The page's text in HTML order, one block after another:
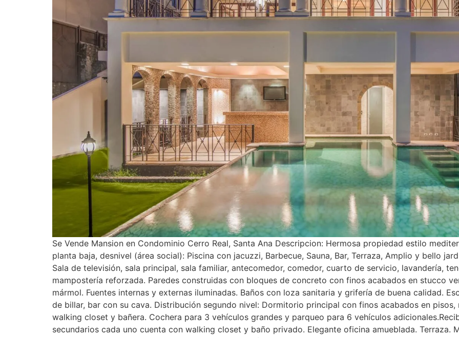
Se Vende Mansion en Condominio Cerro Real, Santa Ana Descripcion: Hermosa propiedad estilo
planta baja, desnivel (área social): Piscina con jacuzzi, Barbecue, Sauna, Bar, Terraza, Amplio y bello
Sala de televisión, sala principal, sala familiar, antecomedor, comedor, cuarto de servicio, lavandería,
mampostería reforzada. Paredes construidas con bloques de concreto con finos acabados en stucco
mármol. Fuentes internas y externas iluminadas. Baños con loza sanitaria y grifería de buena calidad.
de billar, bar con su cava. Distribución segundo nivel: Dormitorio principal con finos acabados en
walking closet y bañera. Cochera para 3 vehículos grandes y parqueo para 6 vehículos
secundarios cada uno cuenta con walking closet y baño privado. Elegante oficina amueblada. Terraza.